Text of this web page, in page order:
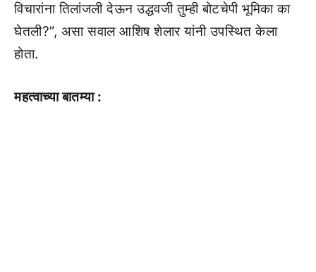
विचारांना तिलांजली देऊन उद्धवजी तुम्ही बोटचेपी भूमिका का
घेतली?”, असा सवाल आशिष शेलार यांनी उपस्थित केला
होता.
महत्वाच्या बातम्या :